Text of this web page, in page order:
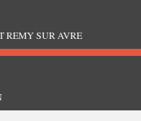
REMY SUR AVRE